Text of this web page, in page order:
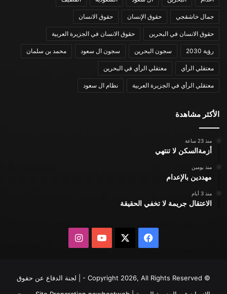
جمال خاشقجي حقوق الإنسان حقوق الانسان
حقوق الانسان في البحرين حقوق الانسان في الجزيرة العربية
رؤية 2030 سجون البحرين سجون ال سعود محمد بن سلمان
معتقلي الرأي معتقلي الرأي في البحرين
معتقلي الرأي في الجزيرة العربية نظام ال سعود
الأكثر مشاهدة
منذ 23 ساعة
أزمةالسكن لا تنتهي
منذ يومين
مهددين بالإعدام
منذ 3 أيام
الاعتقال جريمة لا تخفي الحقيقة
فيسبوك يوتيوبانستقرام
© Copyright 2026, All Rights Reserved - | لجنة الدفاع عن حقوق